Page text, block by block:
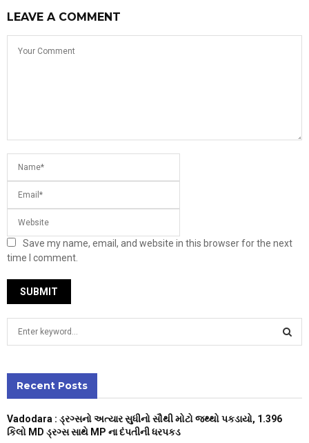
LEAVE A COMMENT
Save my name, email, and website in this browser for the next
time I comment.
h
f
o
Recent Posts
Vadodara : ડ્રગ્સનો અત્યાર સુધીનો સૌથી મોટો જથ્થો પકડાયો, 1.396
કિલો MD ડ્રગ્સ સાથે MP ના દંપતીની ધરપકડ